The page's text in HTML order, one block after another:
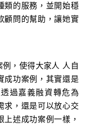
類的服務，並開始穩
顧問的幫助，讓她實
，使得大家人 人自
成功案例，其實還是
過嘉義融資轉危為
求，還是可以放心交
述成功案例一樣，